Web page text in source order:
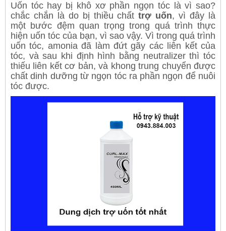
Uốn tóc hay bị khô xơ phần ngọn tóc là vì sao?
chắc chắn là do bị thiều chấttrợ uốn, vì đây là
một bước đệm quan trọng trong quá trình thực
hiện uốn tóc của bạn, vì sao vậy. Vì trong quá trình
uốn tóc, amonia đã làm đứt gãy các liên kết của
tóc, và sau khi định hình bằng neutralizer thì tóc
thiếu liên kết cơ bản, và khong trung chuyển được
chất dinh dưỡng từ ngọn tóc ra phần ngọn để nuôi
tóc được.